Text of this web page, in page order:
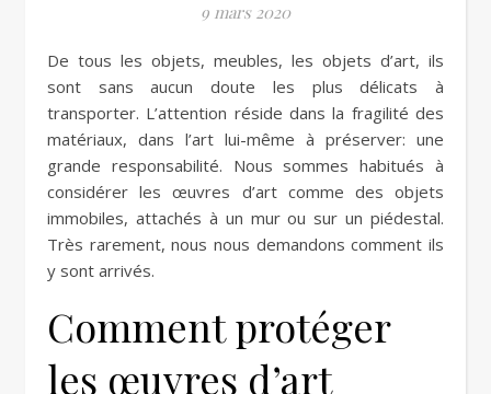
9 mars 2020
De tous les objets, meubles, les objets d’art, ils
sont sans aucun doute les plus délicats à
transporter. L’attention réside dans la fragilité des
matériaux, dans l’art lui-même à préserver: une
grande responsabilité. Nous sommes habitués à
considérer les œuvres d’art comme des objets
immobiles, attachés à un mur ou sur un piédestal.
Très rarement, nous nous demandons comment ils
y sont arrivés.
Comment protéger
les œuvres d’art